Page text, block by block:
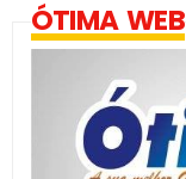
ÓTIMA WEB